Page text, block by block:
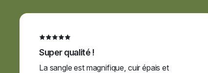
Super qualité !
La sangle est magnifique, cuir épais et